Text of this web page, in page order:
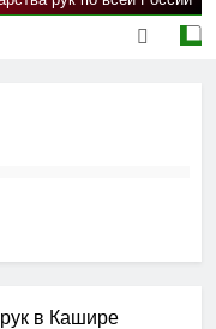
в Кашире